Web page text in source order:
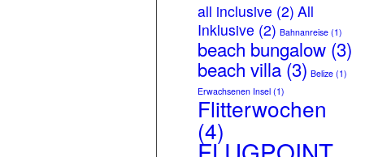
all inclusive (2) All
Inklusive (2) Bahnanreise (1)
beach bungalow (3)
beach villa(3) Belize (1)
Erwachsenen Insel (1)
Flitterwochen
(4)